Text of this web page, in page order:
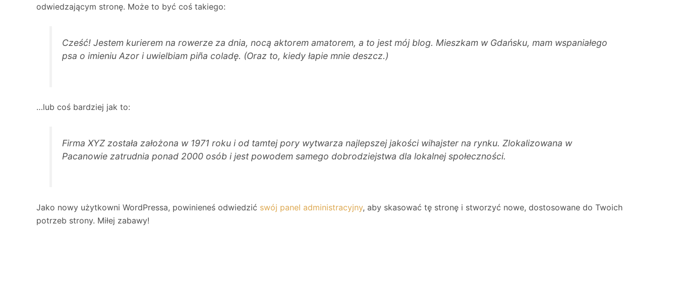
odwiedzającym stronę. Może to być coś takiego:
Cześć! Jestem kurierem na rowerze za dnia, nocą aktorem amatorem, a to jest mój blog. Mieszkam w Gdańsku, mam wspaniałego
psa o imieniu Azor i uwielbiam piña coladę. (Oraz to, kiedy łapie mnie deszcz.)
…lub coś bardziej jak to:
Firma XYZ została założona w 1971 roku i od tamtej pory wytwarza najlepszej jakości wihajster na rynku. Zlokalizowana w
Pacanowie zatrudnia ponad 2000 osób i jest powodem samego dobrodziejstwa dla lokalnej społeczności.
Jako nowy użytkowni WordPressa, powinieneś odwiedzić swój panel administracyjny, aby skasować tę stronę i stworzyć nowe, dostosowane do Twoich
potrzeb strony. Miłej zabawy!